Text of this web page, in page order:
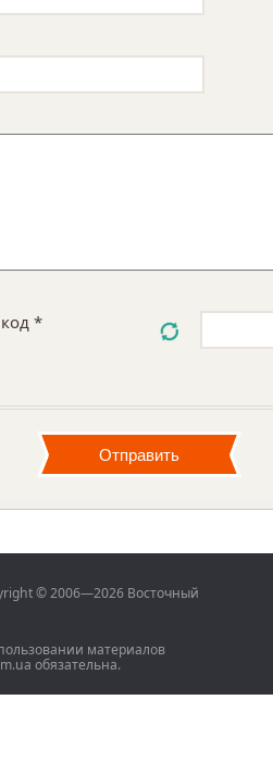
*
© 2006—2026 Восточный
материалов
обязательна.